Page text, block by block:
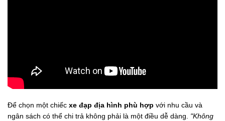
Để chọn một chiếc xe đạp địa hình phù hợp với nhu cầu và
ngân sách có thể chi trả không phải là một điều dễ dàng. "Không